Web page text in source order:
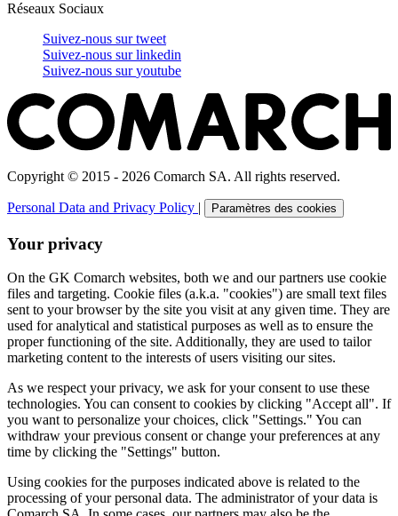
Réseaux Sociaux
Suivez-nous surtweet
Suivez-nous surlinkedin
Suivez-nous suryoutube
Copyright © 2015 - 2026 Comarch SA. All rights reserved.
Personal Data and Privacy Policy | Paramètres des cookies
Your privacy
On the GK Comarch websites, both we and our partners use cookie
files and targeting. Cookie files (a.k.a. "cookies") are small text files
sent to your browser by the site you visit at any given time. They are
used for analytical and statistical purposes as well as to ensure the
proper functioning of the site. Additionally, they are used to tailor
marketing content to the interests of users visiting our sites.
As we respect your privacy, we ask for your consent to use these
technologies. You can consent to cookies by clicking "Accept all". If
you want to personalize your choices, click "Settings." You can
withdraw your previous consent or change your preferences at any
time by clicking the "Settings" button.
Using cookies for the purposes indicated above is related to the
processing of your personal data. The administrator of your data is